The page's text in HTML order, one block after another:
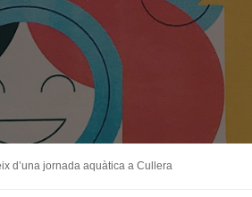
d’una jornada aquàtica a Cullera